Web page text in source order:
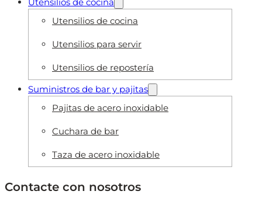
Utensilios de cocina
Utensilios de cocina
Utensilios para servir
Utensilios de repostería
Suministros de bar y pajitas
Pajitas de acero inoxidable
Cuchara de bar
Taza de acero inoxidable
Contacte con nosotros